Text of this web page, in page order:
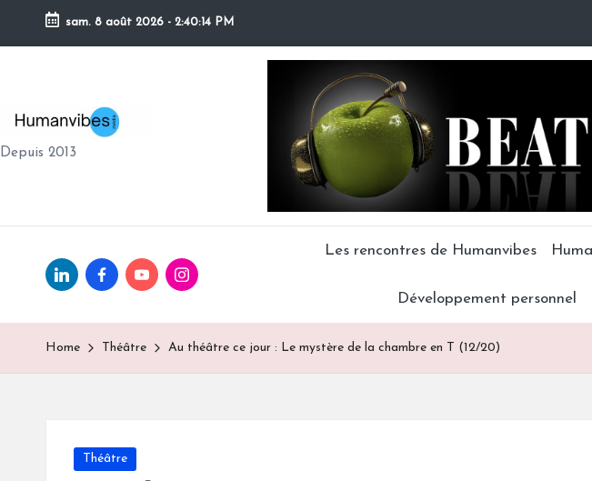
Skip
sam. 8 août 2026 - 2:40:15 PM
H
U
V
IB
Depuis 2013
Linkedin.comfacebook.com
Youtube.comInstagram.com
Les rencontres de Humanvibes
Développement personnel
Home Théâtre Au théâtre ce jour : Le mystère de la chambre en T (12/20)
Posted
Théâtre